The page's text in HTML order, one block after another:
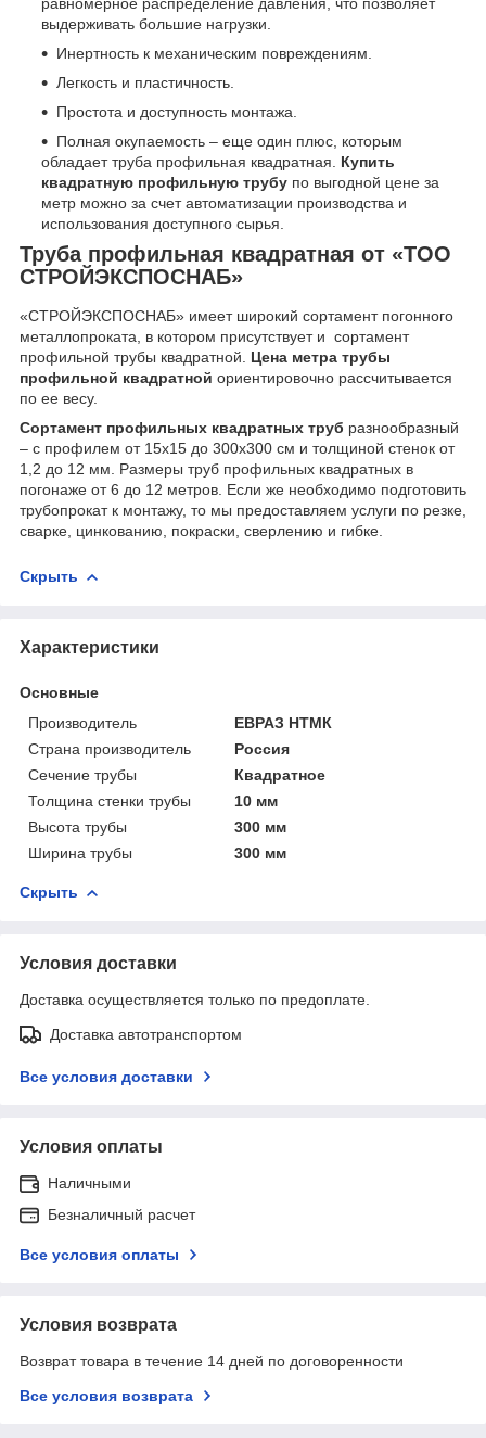
выдерживать большие нагрузки.
Инертность к механическим повреждениям.
Легкость и пластичность.
Простота и доступность монтажа.
Полная окупаемость – еще один плюс, которым
обладает труба профильная квадратная. Купить
квадратную профильную трубу по выгодной цене за
метр можно за счет автоматизации производства и
использования доступного сырья.
Труба профильная квадратная от «ТОО
СТРОЙЭКСПОСНАБ»
«СТРОЙЭКСПОСНАБ» имеет широкий сортамент погонного
металлопроката, в котором присутствует и сортамент
профильной трубы квадратной. Цена метра трубы
профильной квадратной ориентировочно рассчитывается
по ее весу.
Сортамент профильных квадратных труб разнообразный
– с профилем от 15х15 до 300х300 см и толщиной стенок от
1,2 до 12 мм. Размеры труб профильных квадратных в
погонаже от 6 до 12 метров. Если же необходимо подготовить
трубопрокат к монтажу, то мы предоставляем услуги по резке,
сварке, цинкованию, покраски, сверлению и гибке.
Скрыть
Характеристики
Основные
Производитель
ЕВРАЗ НТМК
Страна производитель
Россия
Сечение трубы
Квадратное
Толщина стенки трубы
10 мм
Высота трубы
300 мм
Ширина трубы
300 мм
Скрыть
Условия доставки
Доставка осуществляется только по предоплате.
Доставка автотранспортом
Все условия доставки
Условия оплаты
Наличными
Безналичный расчет
Все условия оплаты
Условия возврата
Возврат товара в течение 14 дней по договоренности
Все условия возврата